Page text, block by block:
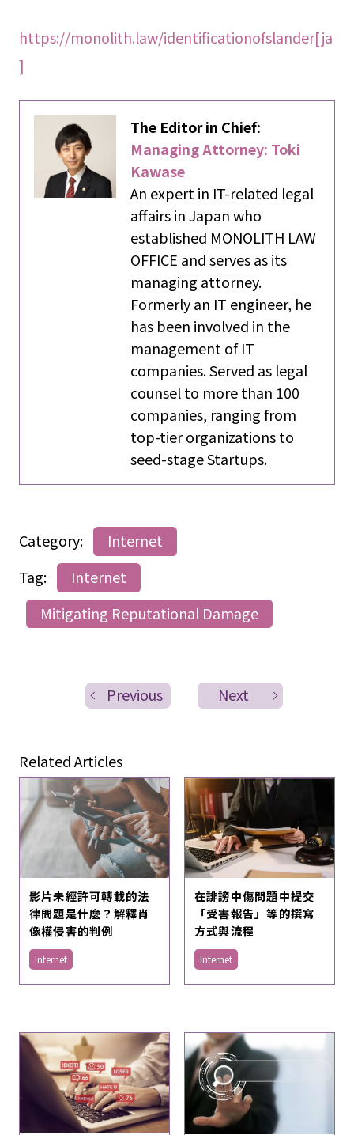
https://monolith.law/identificationofslander[ja
]
The Editor in Chief:
Managing Attorney: Toki
Kawase
An expert in IT-related legal
affairs in Japan who
established MONOLITH LAW
OFFICE and serves as its
managing attorney.
Formerly an IT engineer, he
has been involved in the
management of IT
companies. Served as legal
counsel to more than 100
companies, ranging from
top-tier organizations to
seed-stage Startups.
Category:
Internet
Tag:
Internet
Mitigating Reputational Damage
Previous Next
Related Articles
影片未經許可轉載的法
律問題是什麼？解釋肖
像權侵害的判例
Internet
在誹謗中傷問題中提交
「受害報告」等的撰寫
方式與流程
Internet